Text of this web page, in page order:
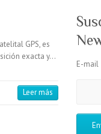
GPS, es
exacta y…
Leer más
E-mail